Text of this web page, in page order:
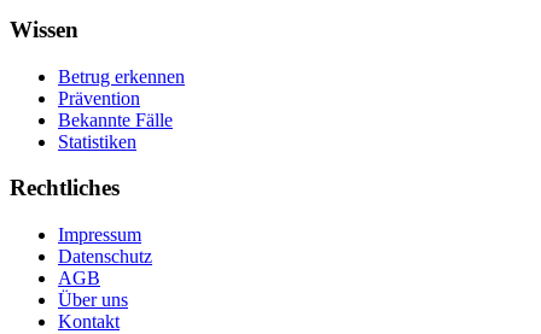
Wissen
Betrug erkennen
Prävention
Bekannte Fälle
Statistiken
Rechtliches
Impressum
Datenschutz
AGB
Über uns
Kontakt